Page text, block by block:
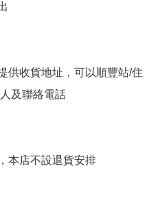
供收貨地址，可以順豐站/住
及聯絡電話
本店不設退貨安排